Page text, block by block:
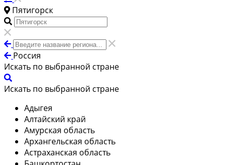
Пятигорск
Россия
Искать по выбранной стране
Искать по выбранной стране
Адыгея
Алтайский край
Амурская область
Архангельская область
Астраханская область